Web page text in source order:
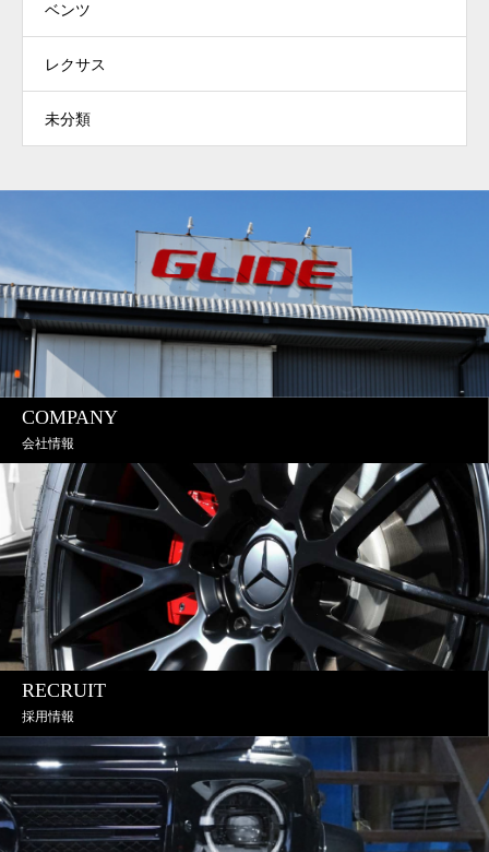
ベンツ
レクサス
未分類
COMPANY
会社情報
RECRUIT
採用情報